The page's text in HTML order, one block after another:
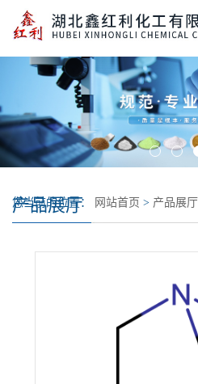
产品展厅
您当前的位置： 网站首页 > 产品展厅